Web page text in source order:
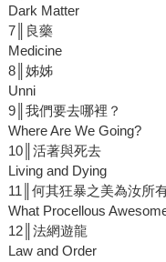
Dark Matter
7║良藥
Medicine
8║姊姊
Unni
9║我們要去哪裡？
Where Are We Going?
10║活著與死去
Living and Dying
11║何其狂暴之美為汝所
What Procellous
12║法網遊龍
Law and Order